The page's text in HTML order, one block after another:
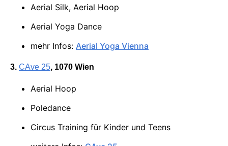
Aerial Silk, Aerial Hoop
Aerial Yoga Dance
mehr Infos: Aerial Yoga Vienna
3. CAve 25, 1070 Wien
Aerial Hoop
Poledance
Circus Training für Kinder und Teens